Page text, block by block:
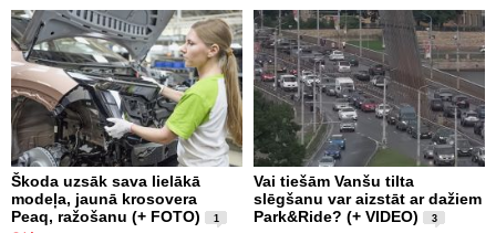
Škoda uzsāk sava lielākā
modeļa, jaunā krosovera
Peaq, ražošanu (+ FOTO)
1
Vai tiešām Vanšu tilta
slēgšanu var aizstāt ar dažiem
Park&Ride? (+ VIDEO)
3